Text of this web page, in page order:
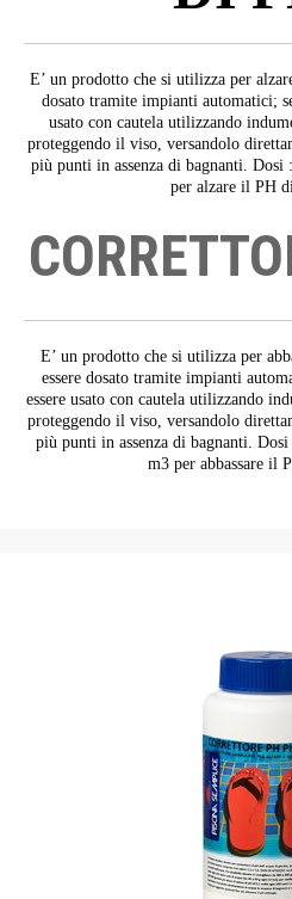
E’ un prodotto che si utilizza per
dosato tramite impianti automatici;
usato con cautela utilizzando
proteggendo il viso, versandolo
più punti in assenza di bagnanti.
per alzare il PH
E’ un prodotto che si utilizza per
essere dosato tramite impianti
essere usato con cautela utilizzando
proteggendo il viso, versandolo
più punti in assenza di bagnanti.
m3 per abbassare il